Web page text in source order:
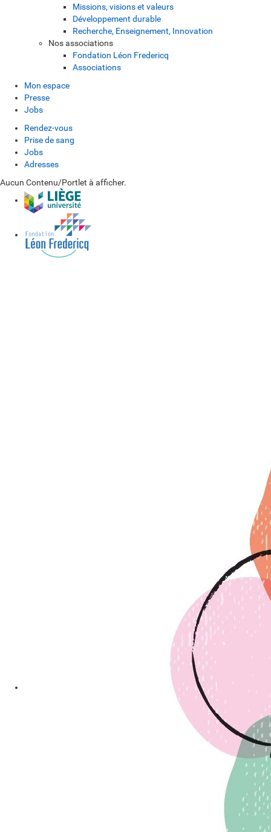
Missions, visions et valeurs
Développement durable
Recherche, Enseignement, Innovation
Nos associations
Fondation Léon Fredericq
Associations
Mon espace
Presse
Jobs
Rendez-vous
Prise de sang
Jobs
Adresses
Aucun Contenu/Portlet à afficher.